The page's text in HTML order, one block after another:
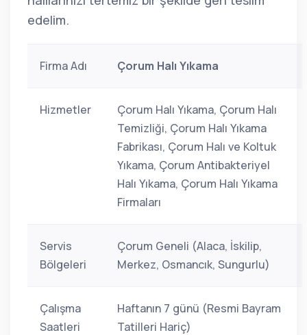
edelim.
Firma Adı Çorum Halı Yıkama
Hizmetler
Çorum Halı Yıkama, Çorum Halı
Temizliği, Çorum Halı Yıkama
Fabrikası, Çorum Halı ve Koltuk
Yıkama, Çorum Antibakteriyel
Halı Yıkama, Çorum Halı Yıkama
Firmaları
Servis
Bölgeleri
Çorum Geneli (Alaca, İskilip,
Merkez, Osmancık, Sungurlu)
Çalışma
Saatleri
Haftanın 7 günü (Resmi Bayram
Tatilleri Hariç)